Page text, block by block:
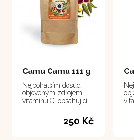
Camu Camu 111 g
Nejbohatším dosud
objeveným zdrojem
vitaminu C, obsahující
250 Kč